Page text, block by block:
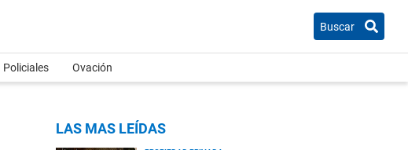
Buscar
Policiales Ovación
LAS MAS LEÍDAS